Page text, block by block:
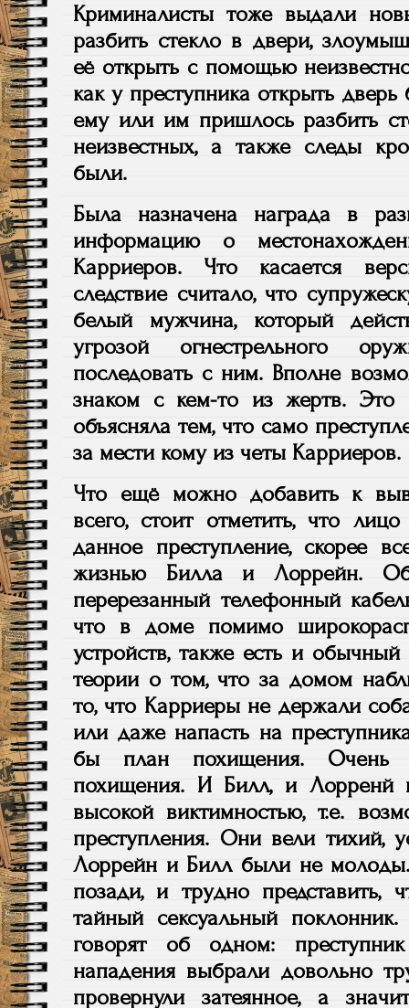
Криминалисты тоже выдали
разбить стекло в двери,
её открыть с помощью
как у преступника открыть
ему или им пришлось разбить
неизвестных, а также следы
были.
Была назначена награда в
информацию о
Карриеров. Что касается
следствие считало, что
белый мужчина, который
угрозой огнестрельного
последовать с ним. Вполне
знаком с кем-то из жертв. Это
объясняла тем, что само
за мести кому из четы Карриеров.
Что ещё можно добавить к
всего, стоит отметить, что
данное преступление, скорее
жизнью Билла и Лоррейн. Об
перерезанный телефонный
что в доме помимо
устройств, также есть и
теории о том, что за домом
то, что Карриеры не держали
или даже напасть на
бы план похищения. Очень
похищения. И Билл, и Лорренй
высокой виктимностью, т.е.
преступления. Они вели тихий,
Лоррейн и Билл были не
позади, и трудно
тайный сексуальный
говорят об одном:
нападения выбрали довольно
провернули затеянное, а